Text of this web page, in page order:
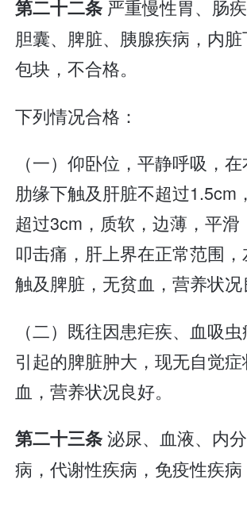
第二十二条 严重慢性胃、肠疾
胆囊、脾脏、胰腺疾病，内
包块，不合格。
下列情况合格：
（一）仰卧位，平静呼吸，
肋缘下触及肝脏不超过1.5cm
超过3cm，质软，边薄，平滑
叩击痛，肝上界在正常范围
触及脾脏，无贫血，营养状况
（二）既往因患疟疾、血吸
引起的脾脏肿大，现无自觉
血，营养状况良好。
第二十三条泌尿、血液、内
病，代谢性疾病，免疫性疾病